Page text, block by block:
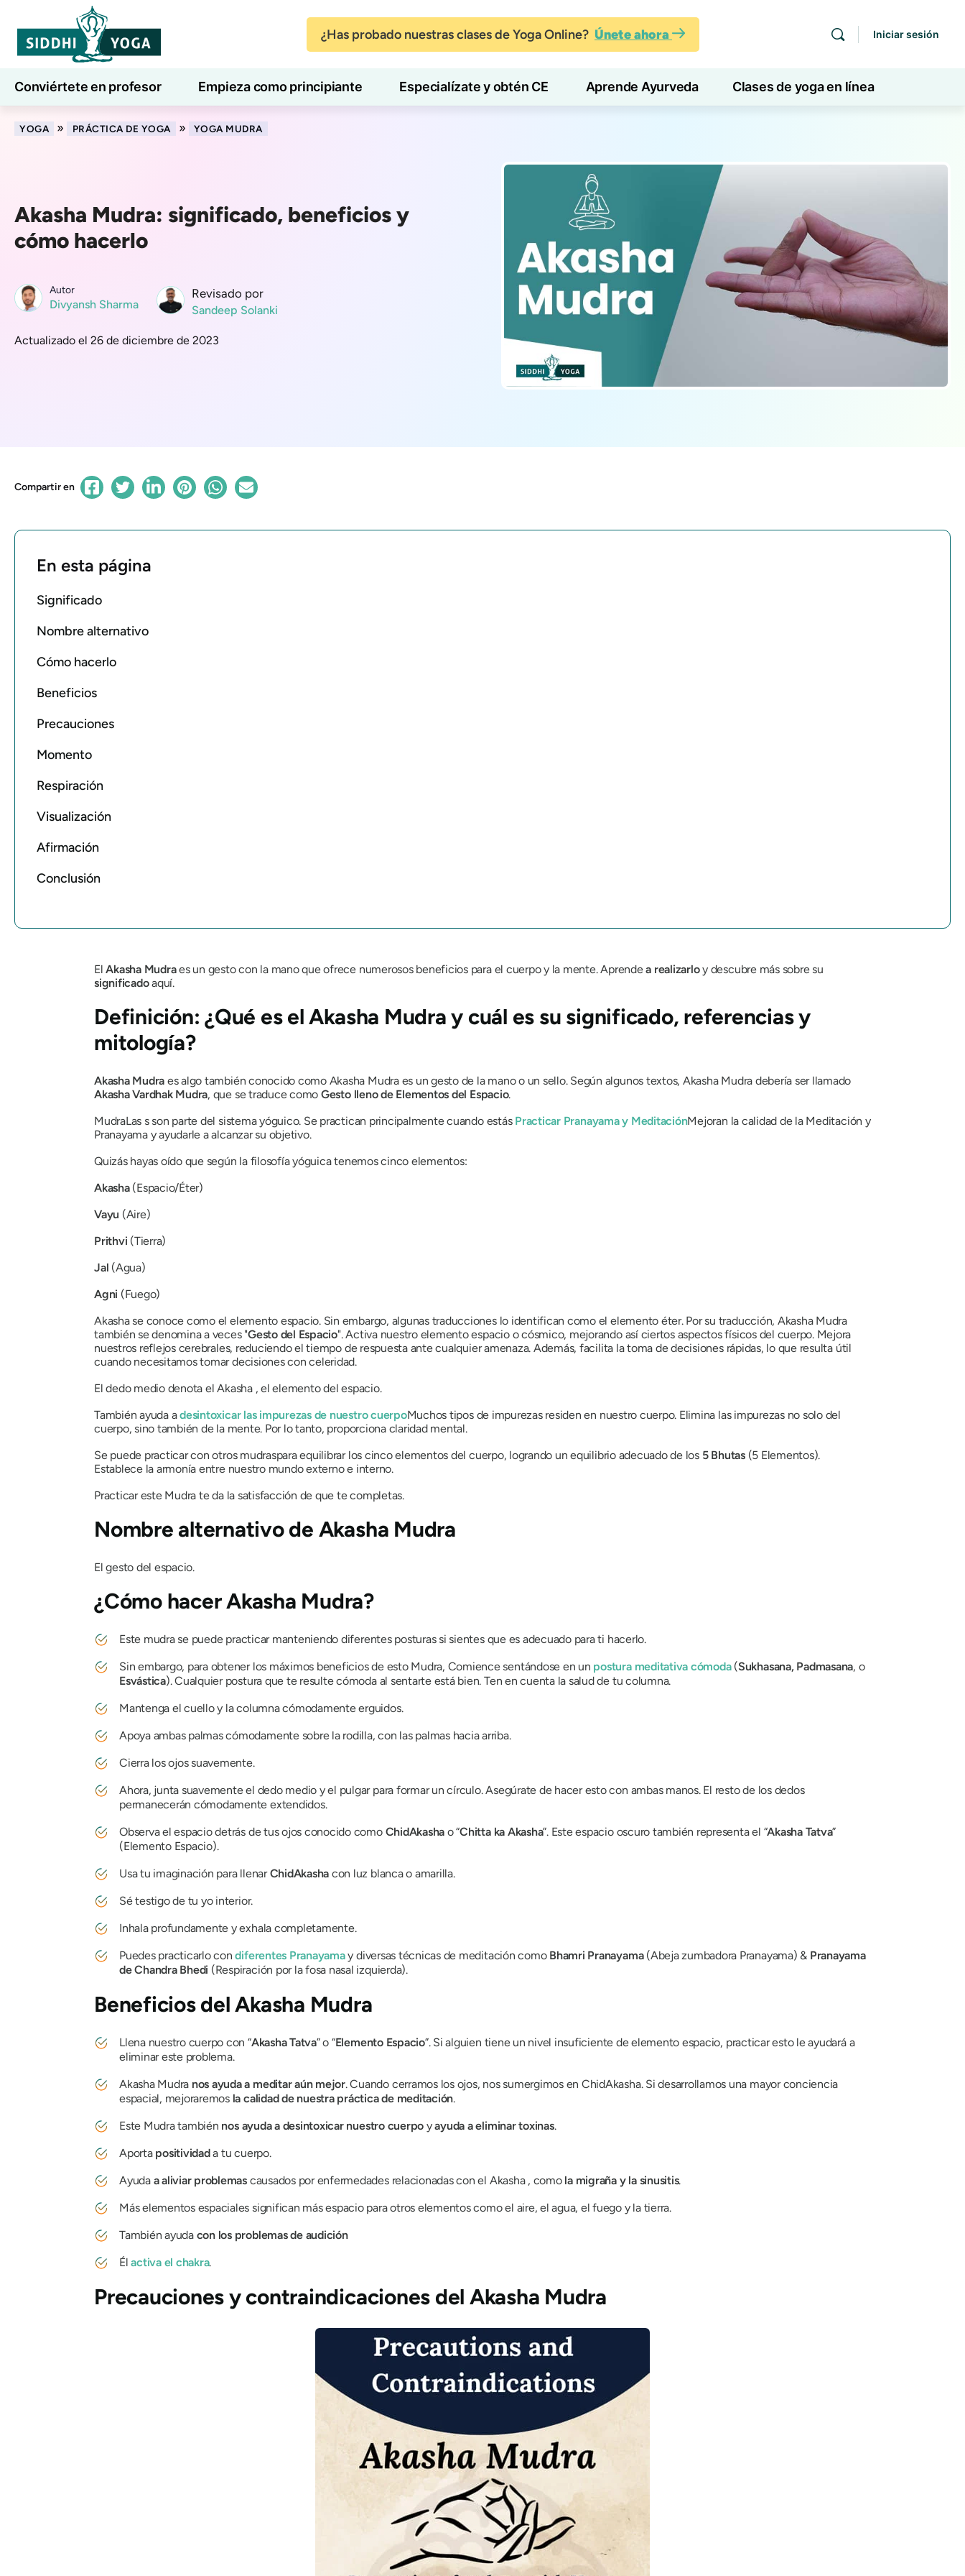
¿Has probado nuestras clases de Yoga Online? Únete ahora Iniciar sesión
Conviértete en profesor Empieza como principiante Especialízate y obtén CE Aprende Ayurveda Clases de yoga en línea
7 días de bienestar Blog Aprender
YOGA » PRÁCTICA DE YOGA » YOGA MUDRA
Akasha Mudra: significado, beneficios y
cómo hacerlo
Autor
Divyansh Sharma
Revisado por
Sandeep Solanki
Actualizado el 26 de diciembre de 2023
Compartir en
En esta página
Significado
Nombre alternativo
Cómo hacerlo
Beneficios
Precauciones
Momento
Respiración
Visualización
Afirmación
Conclusión
ElAkasha Mudraes un gesto con la mano que ofrece numerosos beneficios para el cuerpo y la mente. Aprendea realizarloy descubre más sobre su
significadoaquí.
Definición: ¿Qué esel Akasha Mudray cuál es su significado, referencias y
mitología?
Akasha Mudra es algo también conocido como Akasha Mudraes un gesto de la mano o un sello. Según algunos textos, Akasha Mudra debería ser llamado
Akasha Vardhak Mudra, que se traduce como Gesto lleno de Elementos del Espacio.
MudraLas s son parte del sistema yóguico. Se practican principalmente cuando estás Practicar Pranayamay MeditaciónMejoran la calidad de la Meditación y
Pranayamay ayudarle a alcanzar su objetivo.
Quizás hayas oído que según la filosofía yóguica tenemos cinco elementos:
Akasha(Espacio/Éter)
Vayu (Aire)
Prithvi (Tierra)
Jal (Agua)
Agni (Fuego)
Akashase conoce como el elemento espacio. Sin embargo, algunas traducciones lo identifican como el elemento éter. Por su traducción, Akasha Mudra
también se denomina a veces "Gesto del Espacio". Activa nuestro elemento espacio o cósmico, mejorando así ciertos aspectos físicos del cuerpo. Mejora
nuestros reflejos cerebrales, reduciendo el tiempo de respuesta ante cualquier amenaza. Además, facilita la toma de decisiones rápidas, lo que resulta útil
cuando necesitamos tomar decisiones con celeridad.
El dedo medio denota elAkasha, el elemento del espacio.
También ayuda adesintoxicar las impurezas de nuestro cuerpoMuchos tipos de impurezas residen en nuestro cuerpo. Elimina las impurezas no solo del
cuerpo, sino también de la mente. Por lo tanto, proporciona claridad mental.
Se puede practicar con otros mudraspara equilibrar los cinco elementos del cuerpo, logrando un equilibrio adecuado de los 5 Bhutas(5 Elementos).
Establece la armonía entre nuestro mundo externo e interno.
Practicar este Mudra te da la satisfacción de que te completas.
Nombre alternativo de Akasha Mudra
El gesto del espacio.
¿Cómo hacerAkasha Mudra?
Este mudrase puede practicar manteniendo diferentes posturas si sientes que es adecuado para ti hacerlo.
Sin embargo, para obtener los máximos beneficios de esto Mudra, Comience sentándose en un postura meditativa cómoda(Sukhasana, Padmasana, o
Esvástica). Cualquier postura que te resulte cómoda al sentarte está bien. Ten en cuenta la salud de tu columna.
Mantenga el cuello y la columna cómodamente erguidos.
Apoya ambas palmas cómodamente sobre la rodilla, con las palmas hacia arriba.
Cierra los ojos suavemente.
Ahora, junta suavemente el dedo medio y el pulgar para formar un círculo. Asegúrate de hacer esto con ambas manos. El resto de los dedos
permanecerán cómodamente extendidos.
Observa el espacio detrás de tus ojos conocido como ChidAkasha o “Chitta ka Akasha”. Este espacio oscuro también representa el “Akasha Tatva”
(Elemento Espacio).
Usa tu imaginación para llenarChidAkasha con luz blanca o amarilla.
Sé testigo de tu yo interior.
Inhala profundamente y exhala completamente.
Puedes practicarlo condiferentes Pranayamay diversas técnicas de meditación como Bhamri Pranayama(Abeja zumbadora Pranayama) & Pranayama
de Chandra Bhedi (Respiración por la fosa nasal izquierda).
Beneficiosdel Akasha Mudra
Llena nuestro cuerpo con “AkashaTatva” o “Elemento Espacio”. Si alguien tiene un nivel insuficiente de elemento espacio, practicar esto le ayudará a
eliminar este problema.
Akasha Mudra nos ayuda a meditar aún mejor. Cuando cerramos los ojos, nos sumergimos en ChidAkasha. Si desarrollamos una mayor conciencia
espacial, mejoraremos la calidad de nuestra práctica de meditación.
Este Mudratambién nos ayuda a desintoxicar nuestro cuerpo yayuda a eliminar toxinas.
Aporta positividada tu cuerpo.
Ayuda a aliviar problemas causados ​​por enfermedades relacionadas con el Akasha, como la migraña y la sinusitis.
Más elementos espaciales significan más espacio para otros elementos como el aire, el agua, el fuego y la tierra.
También ayuda con los problemas de audición
Élactiva el chakra.
Precauciones y contraindicaciones del Akasha Mudra